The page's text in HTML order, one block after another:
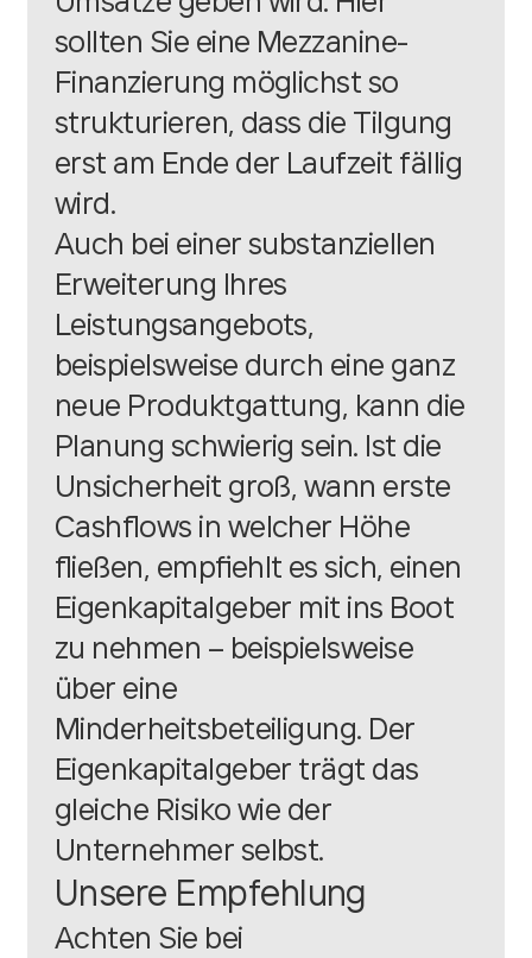
sollten Sie eine Mezzanine-
Finanzierung möglichst so
strukturieren, dass die Tilgung
erst am Ende der Laufzeit fällig
wird.
Auch bei einer substanziellen
Erweiterung Ihres
Leistungsangebots,
beispielsweise durch eine ganz
neue Produktgattung, kann die
Planung schwierig sein. Ist die
Unsicherheit groß, wann erste
Cashflows in welcher Höhe
fließen, empfiehlt es sich, einen
Eigenkapitalgeber mit ins Boot
zu nehmen – beispielsweise
über eine
Minderheitsbeteiligung. Der
Eigenkapitalgeber trägt das
gleiche Risiko wie der
Unternehmer selbst.
Unsere Empfehlung
Achten Sie bei